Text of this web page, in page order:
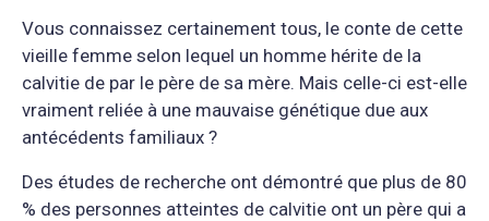
Vous connaissez certainement tous, le conte de cette
vieille femme selon lequel un homme hérite de la
calvitie de par le père de sa mère. Mais celle-ci est-elle
vraiment reliée à une mauvaise génétique due aux
antécédents familiaux ?
Des études de recherche ont démontré que plus de 80
% des personnes atteintes de calvitie ont un père qui a